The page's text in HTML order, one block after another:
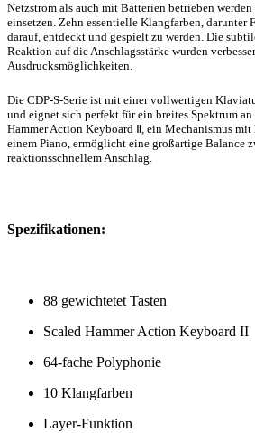
Netzstrom als auch mit Batterien betrieben
einsetzen. Zehn essentielle Klangfarben, darunter
darauf, entdeckt und gespielt zu werden. Die
Reaktion auf die Anschlagsstärke wurden
Ausdrucksmöglichkeiten.
Die CDP-S-Serie ist mit einer vollwertigen
und eignet sich perfekt für ein breites Spektrum
Hammer Action Keyboard Ⅱ, ein Mechanismus
einem Piano, ermöglicht eine großartige Balance
reaktionsschnellem Anschlag.
Spezifikationen:
88 gewichtetet Tasten
Scaled Hammer Action Keyboard II
64-fache Polyphonie
10 Klangfarben
Layer-Funktion